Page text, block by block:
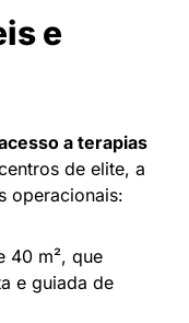
e
a terapias
de elite, a
operacionais:
40 m², que
e guiada de